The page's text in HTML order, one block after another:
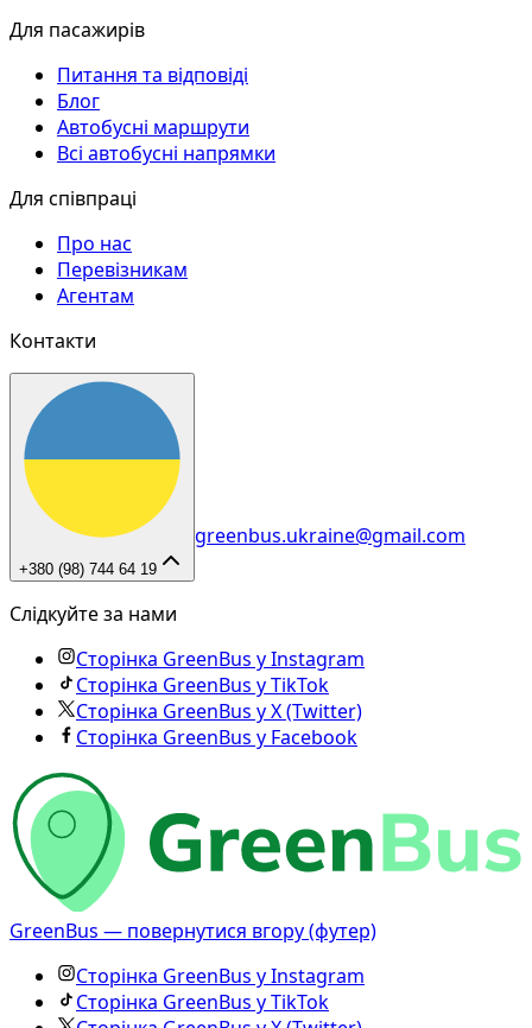
Для пасажирів
Питання та відповіді
Блог
Автобусні маршрути
Всі автобусні напрямки
Для співпраці
Про нас
Перевізникам
Агентам
Контакти
+380 (98) 744 64 19
greenbus.ukraine@gmail.com
Слідкуйте за нами
Сторінка GreenBus у Instagram
Сторінка GreenBus у TikTok
Сторінка GreenBus у X (Twitter)
Сторінка GreenBus у Facebook
GreenBus — повернутися вгору (футер)
Сторінка GreenBus у Instagram
Сторінка GreenBus у TikTok